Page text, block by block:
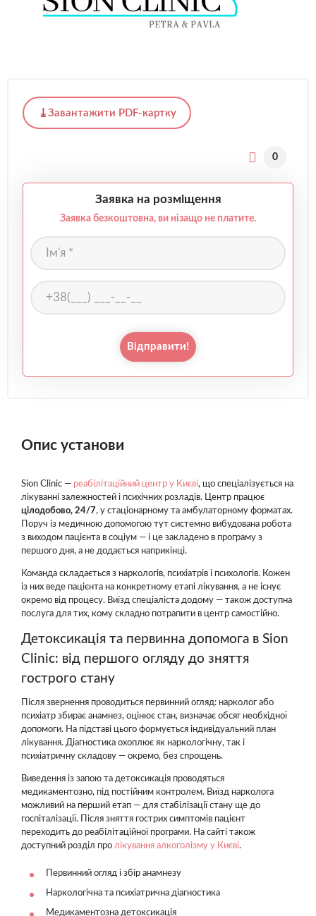
Завантажити PDF-картку
0
Заявка на розміщення
Заявка безкоштовна, ви нізащо не платите.
Відправити!
Опис установи
Sion Clinic — реабілітаційний центр у Києві, що спеціалізується на
лікуванні залежностей і психічних розладів. Центр працює
цілодобово, 24/7, у стаціонарному та амбулаторному форматах.
Поруч із медичною допомогою тут системно вибудована робота
з виходом пацієнта в соціум — і це закладено в програму з
першого дня, а не додається наприкінці.
Команда складається з наркологів, психіатрів і психологів. Кожен
із них веде пацієнта на конкретному етапі лікування, а не існує
окремо від процесу. Виїзд спеціаліста додому — також доступна
послуга для тих, кому складно потрапити в центр самостійно.
Детоксикація та первинна допомога в Sion
Clinic: від першого огляду до зняття
гострого стану
Після звернення проводиться первинний огляд: нарколог або
психіатр збирає анамнез, оцінює стан, визначає обсяг необхідної
допомоги. На підставі цього формується індивідуальний план
лікування. Діагностика охоплює як наркологічну, так і
психіатричну складову — окремо, без спрощень.
Виведення із запою та детоксикація проводяться
медикаментозно, під постійним контролем. Виїзд нарколога
можливий на перший етап — для стабілізації стану ще до
госпіталізації. Після зняття гострих симптомів пацієнт
переходить до реабілітаційної програми. На сайті також
доступний розділ про лікування алкоголізму у Києві.
Первинний огляд і збір анамнезу
Наркологічна та психіатрична діагностика
Медикаментозна детоксикація